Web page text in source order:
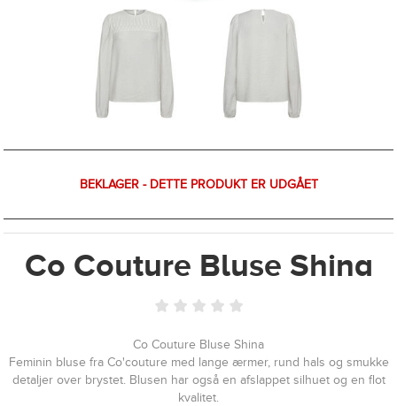
BEKLAGER - DETTE PRODUKT ER UDGÅET
Co Couture Bluse Shina
Co Couture Bluse Shina
Feminin bluse fra Co'couture med lange ærmer, rund hals og smukke
detaljer over brystet. Blusen har også en afslappet silhuet og en flot
kvalitet.